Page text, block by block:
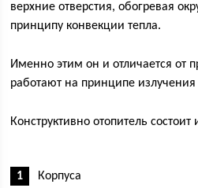
верхние отверстия, обогревая
принципу конвекции тепла.
Именно этим он и отличается от
работают на принципе излучения
Конструктивно отопитель состоит
Корпуса